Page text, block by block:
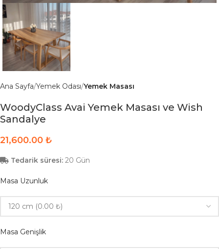
Ana Sayfa Yemek Odası Yemek Masası
WoodyClass Avai Yemek Masası ve Wish
Sandalye
₺
Tedarik süresi: 20 Gün
Masa Uzunluk
Masa Genişlik